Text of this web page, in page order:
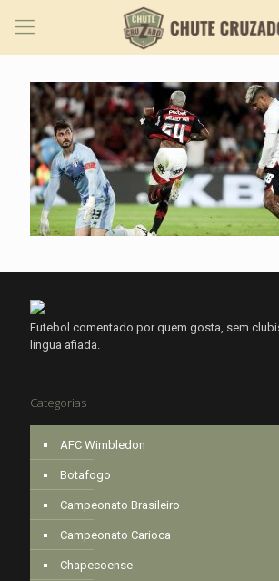
Futebol comentado por quem gosta, sem
língua afiada.
Categorias
AFC Wimbledon
Botafogo
Campeonato Brasileiro
Campeonato Carioca
Chapecoense